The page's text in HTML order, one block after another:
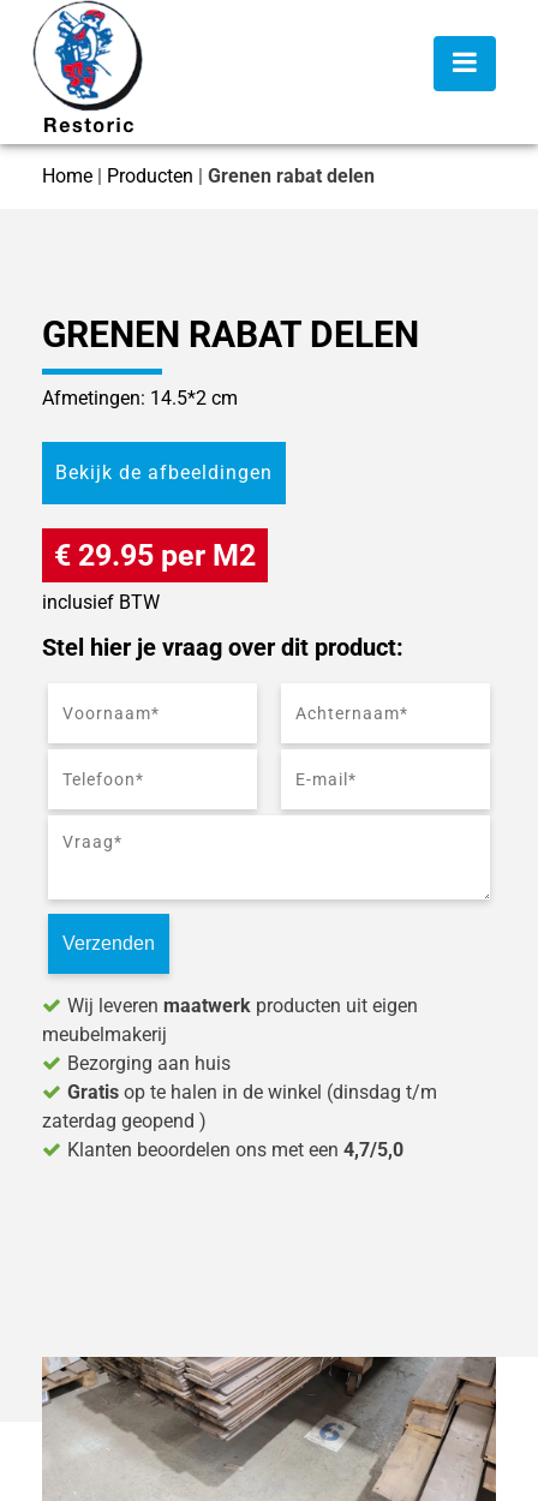
Home | Producten | Grenen rabat delen
GRENEN RABAT DELEN
Afmetingen: 14.5*2 cm
Bekijk de afbeeldingen
€ 29.95 per M2
inclusief BTW
Stel hier je vraag over dit product:
Wij leveren maatwerk producten uit eigen
meubelmakerij
Bezorging aan huis
Gratis op te halen in de winkel (dinsdag t/m
zaterdag geopend )
Klanten beoordelen ons met een 4,7/5,0